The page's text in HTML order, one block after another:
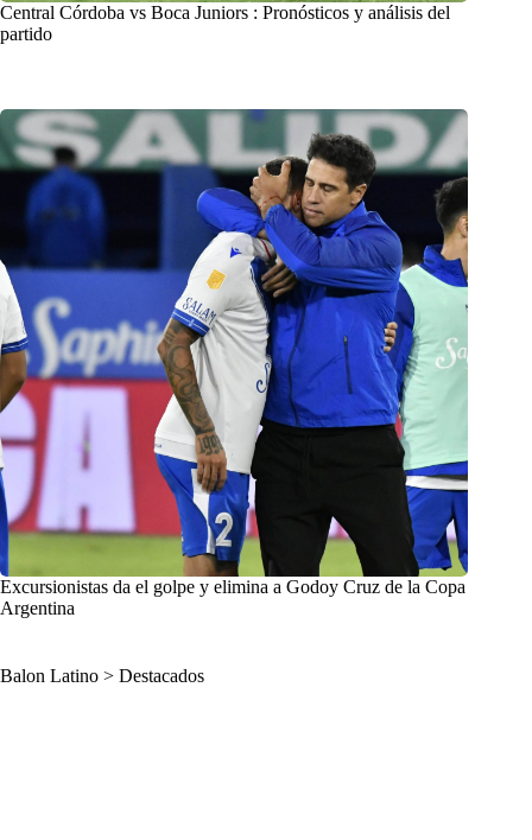
Central Córdoba vs Boca Juniors : Pronósticos y análisis del
partido
Excursionistas da el golpe y elimina a Godoy Cruz de la Copa
Argentina
Balon Latino > Destacados